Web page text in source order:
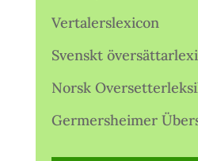
Vertalerslexicon
Svenskt
Norsk
Germersheimer